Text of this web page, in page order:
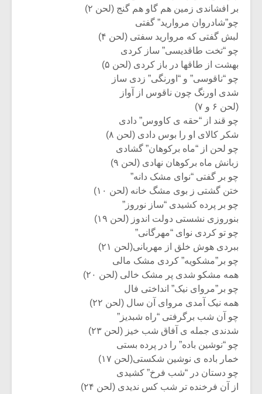
بر افشاندی زمین هم گاو هم گنج (لحن ۲)
چو”شادروان مروارید” گفتی
لبش گفتی که مروارید سفتی (لحن ۴)
چو “تخت طاقدیسی” ساز کردی
بهشت از طاقها در باز کردی (لحن ۵)
چو “ناقوسی” و “اورنگی” زدی ساز
شدی اورنگ چون ناقوس از آواز
(لحن ۶ و ۷)
چو قند از “حقه ی کاووس” دادی
شکر کالای او را بوس دادی (لحن ۸)
چو لحن از “ماه برکوهان” گشادی
زبانش ماه برکوهان نهادی (لحن ۹)
چو بر گفتی “نوای مشک دانه”
ختن گشتی ز بوی مشگ خانه (لحن ۱۰)
چو بر پرده کشیدی “ساز نوروز”
بنوروزی نشستی دولت اندوز (لحن ۱۹)
چو تو کردی نوای “مهرگانی”
ببردی هوش خلق از مهربانی(لحن ۲۱)
چو بر”مشکویه” کردی مشک مالی
همه مشکو شدی پر مشک خالی (لحن ۲۰)
چو بر”مروای نیک” انداختی فال
همه نیک آمدی مروای آن سال (لحن ۲۲)
چو آن شب برگرفتی “راه شبدیز”
شدندی جمله ی آفاق شب خیز (لحن ۲۳)
چو “نوشین باده” را در پرده بستی
خمار باده ی نوشین شکستی(لحن ۱۷)
چو دستان در “شب فرخ” کشیدی
از آن فرخنده تر شب کس ندیدی (لحن ۲۴)